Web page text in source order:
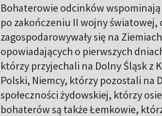
Bohaterowie odcinków
po zakończeniu II wojny
zagospodarowywały się na
opowiadających o pierwszych
którzy przyjechali na Dolny Śląsk z
Polski, Niemcy, którzy pozostali na
społeczności żydowskiej, którzy
bohaterów są także Łemkowie,